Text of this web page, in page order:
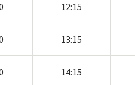
12:15
13:15
14:15